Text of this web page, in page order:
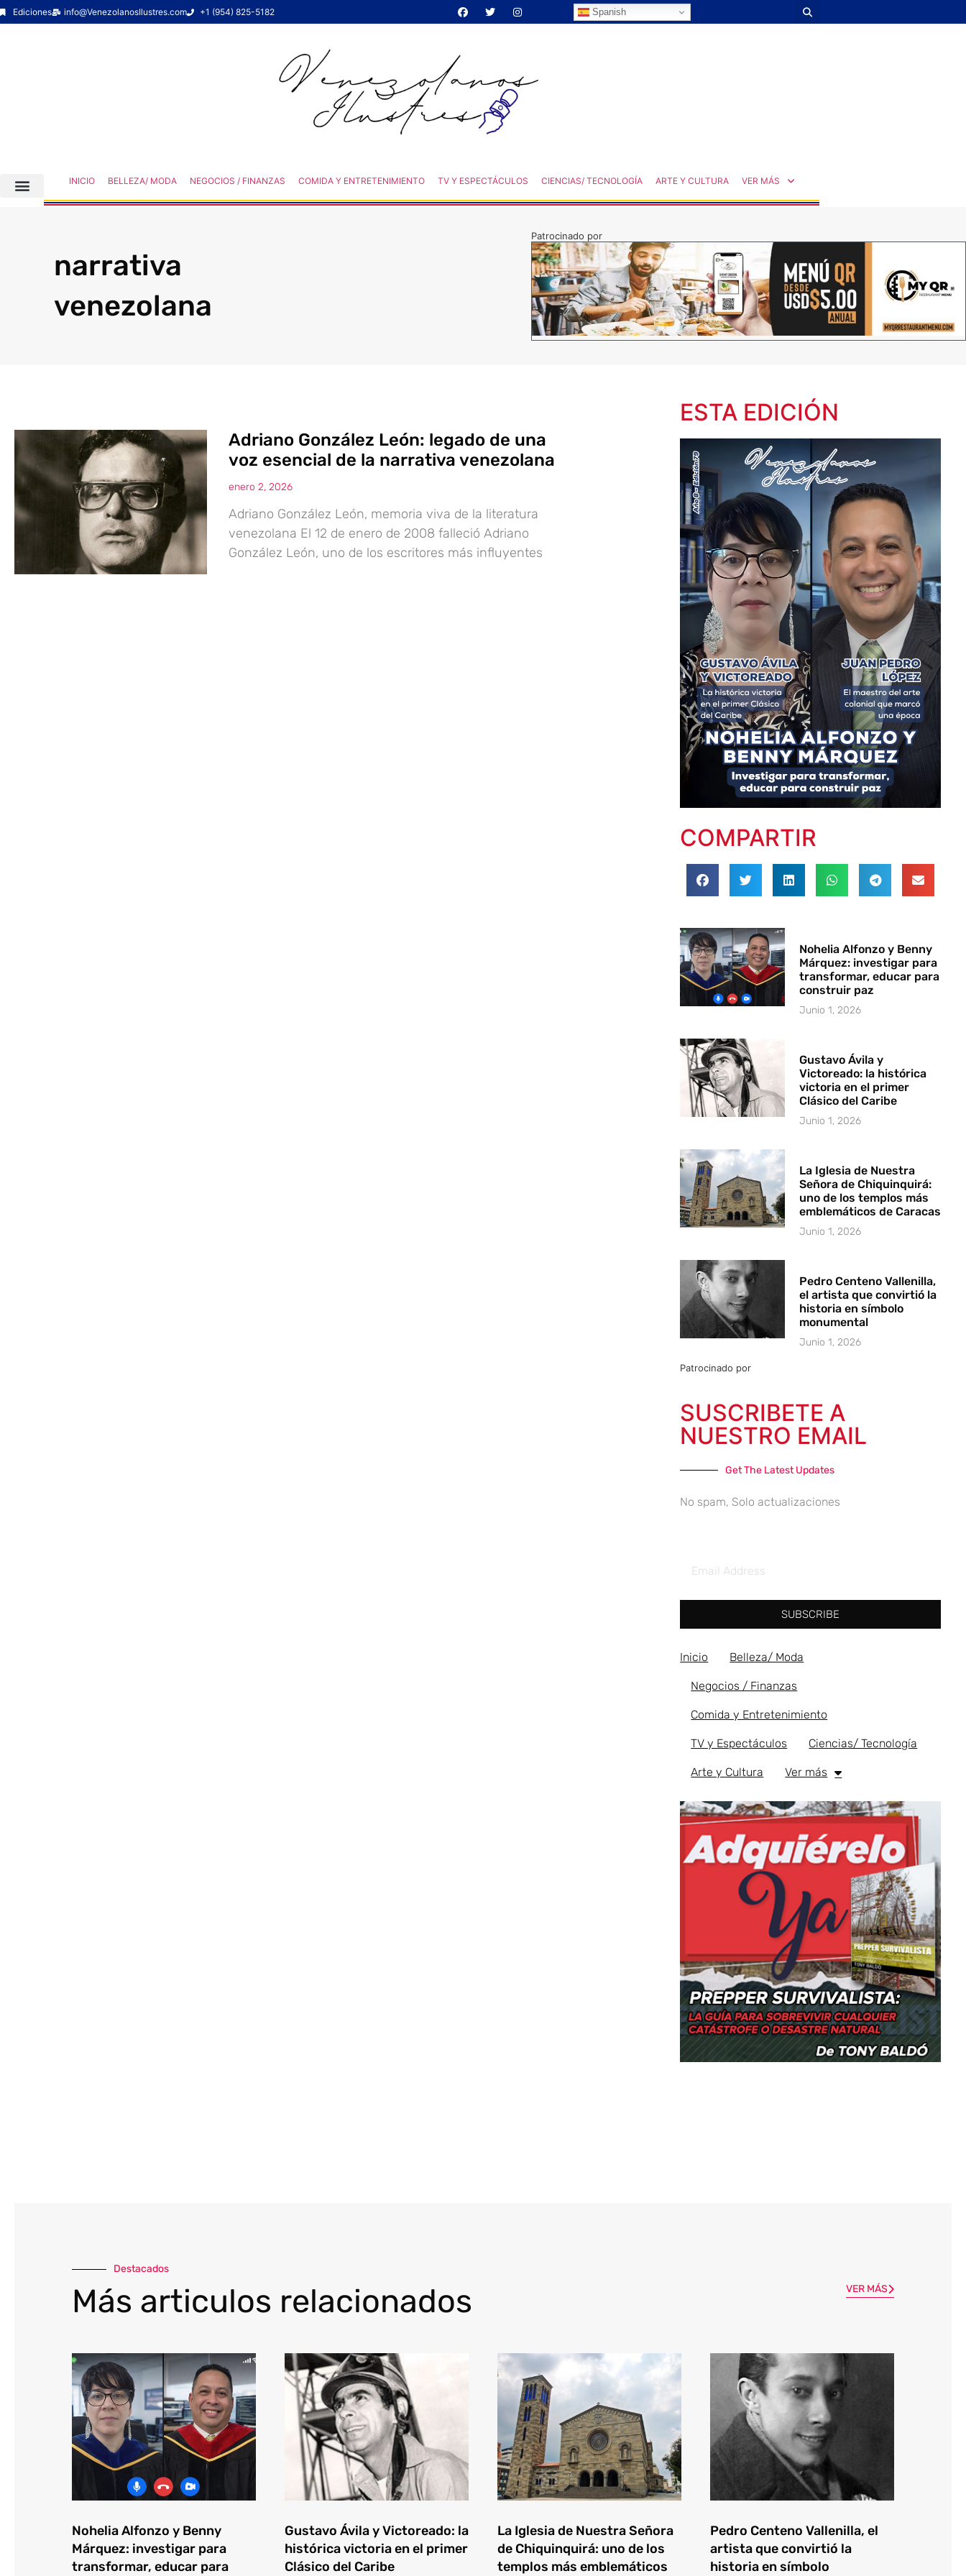
Ediciones info@VenezolanosIlustres.com +1 (954) 825-5182 Spanish
INICIO BELLEZA/ MODA NEGOCIOS / FINANZAS COMIDA Y ENTRETENIMIENTO TV Y ESPECTÁCULOS CIENCIAS/ TECNOLOGÍA ARTE Y CULTURA VER MÁS
narrativa
venezolana
Patrocinado por
Adriano González León: legado de una
voz esencial de la narrativa venezolana
enero 2, 2026
Adriano González León, memoria viva de la literatura
venezolana El 12 de enero de 2008 falleció Adriano
González León, uno de los escritores más influyentes
ESTA EDICIÓN
COMPARTIR
Nohelia Alfonzo y Benny
Márquez: investigar para
transformar, educar para
construir paz
Junio 1, 2026
Gustavo Ávila y
Victoreado: la histórica
victoria en el primer
Clásico del Caribe
Junio 1, 2026
La Iglesia de Nuestra
Señora de Chiquinquirá:
uno de los templos más
emblemáticos de Caracas
Junio 1, 2026
Pedro Centeno Vallenilla,
el artista que convirtió la
historia en símbolo
monumental
Junio 1, 2026
Patrocinado por
SUSCRIBETE A
NUESTRO EMAIL
Get The Latest Updates
No spam, Solo actualizaciones
SUBSCRIBE
Inicio Belleza/ Moda
Negocios / Finanzas
Comida y Entretenimiento
TV y Espectáculos Ciencias/ Tecnología
Arte y Cultura Ver más
Destacados
Más articulos relacionados VER MÁS
Nohelia Alfonzo y Benny
Márquez: investigar para
transformar, educar para
Gustavo Ávila y Victoreado: la
histórica victoria en el primer
Clásico del Caribe
La Iglesia de Nuestra Señora
de Chiquinquirá: uno de los
templos más emblemáticos
Pedro Centeno Vallenilla, el
artista que convirtió la
historia en símbolo